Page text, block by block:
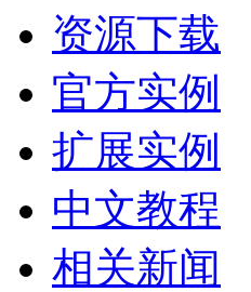
资源下载
官方实例
扩展实例
中文教程
相关新闻